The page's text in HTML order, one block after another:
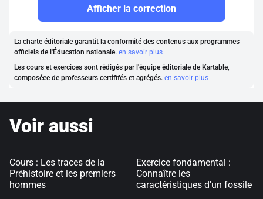
Afficher la correction
La charte éditoriale garantit la conformité des contenus aux programmes
officiels de l'Éducation nationale. en savoir plus
Les cours et exercices sont rédigés par l'équipe éditoriale de Kartable,
composéee de professeurs certififés et agrégés. en savoir plus
Voir aussi
Cours : Les traces de la
Préhistoire et les premiers
hommes
Exercice fondamental :
Connaître les
caractéristiques d'un fossile